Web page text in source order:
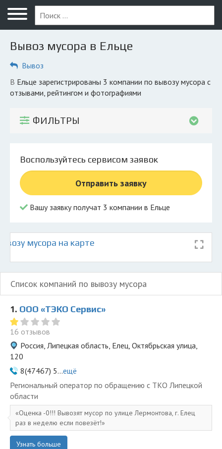
Меню
Главная
Вопрос юристу
Экоблог
Личный кабинет
© 2026 Все права защищены
Вывоз мусора в Ельце
Вывоз
в Ельце зарегистрированы 3 компании по вывозу мусора с
отзывами, рейтингом и фотографиями
ФИЛЬТРЫ
Воспользуйтесь сервисом заявок
Отправить заявку
Вашу заявку получат 3 компании в Ельце
мусора на карте
Список компаний по вывозу мусора
1. ООО «ТЭКО Сервис»
16 отзывов
Россия, Липецкая область, Елец, Октябрьская улица,
120
8(47467) 5...ещё
Региональный оператор по обращению с ТКО Липецкой
области
Оценка -0!!! Вывозят мусор по улице Лермонтова, г. Елец
раз в неделю если повезёт!
Узнать больше